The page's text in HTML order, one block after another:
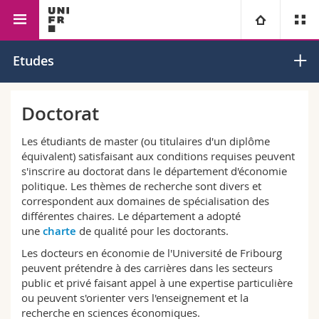
Université
Campus
Recherche
Université
Formation continue
Théologie
Droit
Sciences économiques et sociales et management
Lettres et sciences humaines
Sciences de l'éducation et de la formation
Vous êtes
Futurs étudiants
Etudiants
Médias
Chercheurs
Ressources
Annuaire du personnel
Plan d'accès
Bibliothèques
Faculté des sciences économiques et sociales
Economie
politique
Etudes
Doctorat
Les étudiants de master (ou titulaires d'un diplôme
équivalent) satisfaisant aux conditions requises peuvent
s'inscrire au doctorat dans le département d'économie
politique. Les thèmes de recherche sont divers et
correspondent aux domaines de spécialisation des
différentes chaires. Le département a adopté
une charte de qualité pour les doctorants.
Les docteurs en économie de l'Université de Fribourg
peuvent prétendre à des carrières dans les secteurs
public et privé faisant appel à une expertise particulière
ou peuvent s'orienter vers l'enseignement et la
recherche en sciences économiques.